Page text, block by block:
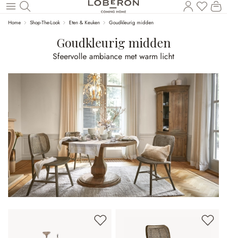
Naar de hoofdinhoud
U
Home Shop-The-Look Eten & Keuken Goudkleurig midden
Goudkleurig midden
Sfeervolle ambiance met warm licht